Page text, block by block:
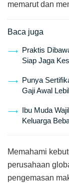
memarut dan
Baca juga
Praktis
Siap Jaga
Punya
Gaji Awal
Ibu Muda
Keluarga
Memahami
perusahaan
pengemasan